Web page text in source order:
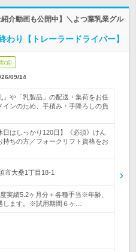
介動画も公開中】＼よつ葉乳業グル
わり【トレーラードライバー】
迎
09/14
」や「乳製品」の配送・集荷をお任
ンのため、手積み・手降ろしの負
日はしっかり120日】《必須》けん
持ちの方／フォークリフト資格をお
市大桑1丁目18-1
実績5.2ヶ月分＋各種手当※年齢、
します。※試用期間６ヶ…